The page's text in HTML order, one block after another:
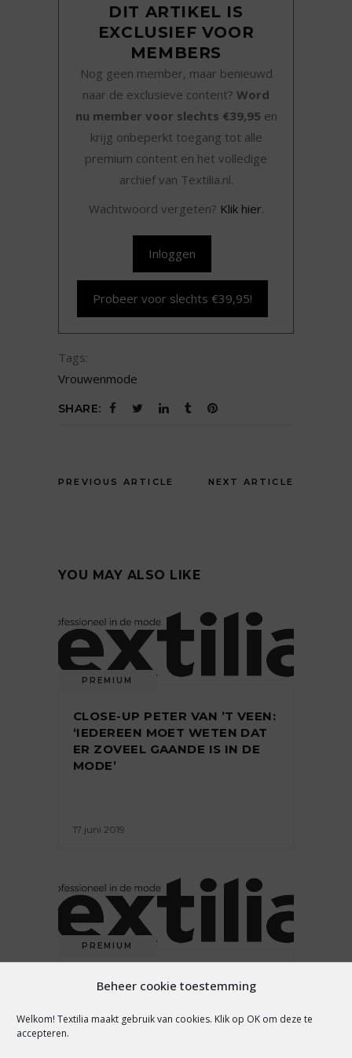
Beheer cookie toestemming
Welkom! Textilia maakt gebruik van cookies. Klik op OK om deze te
accepteren.
DIT ARTIKEL IS
EXCLUSIEF VOOR
MEMBERS
Nog geen member, maar benieuwd
naar de exclusieve content? Word
nu member voor slechts €39,95 en
krijg onbeperkt toegang tot alle
premium content en het volledige
archief van Textilia.nl.
Wachtwoord vergeten? Klik hier.
Inloggen
Probeer voor slechts €39,95!
Tags:
Vrouwenmode
SHARE:
PREVIOUS ARTICLE NEXT ARTICLE
YOU MAY ALSO LIKE
PREMIUM
CLOSE-UP PETER VAN ’T VEEN:
‘IEDEREEN MOET WETEN DAT
ER ZOVEEL GAANDE IS IN DE
MODE’
17 juni 2019
PREMIUM
CEO AIRFIELD: ‘MERKEN
ZONDER DNA HEBBEN GEEN
KANS OM TE OVERLEVEN’